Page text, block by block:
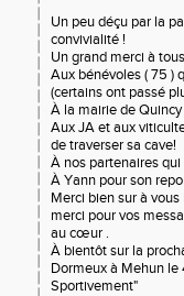
Un peu déçu par la
convivialité !
Un grand merci à
Aux bénévoles ( 75 )
(certains ont passé
À la mairie de
Aux JA et aux
de traverser sa cave!
À nos partenaires
À Yann pour son
Merci bien sur à
merci pour vos
au cœur .
À bientôt sur la
Dormeux à Mehun le
Sportivement"